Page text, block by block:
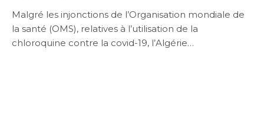
Malgré les injonctions de l’Organisation mondiale de
la santé (OMS), relatives à l’utilisation de la
chloroquine contre la covid-19, l’Algérie…